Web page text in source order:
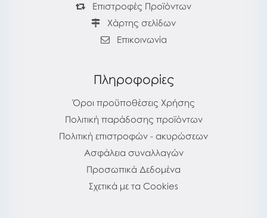
Επιστροφές Προϊόντων
Χάρτης σελίδων
Επικοινωνία
Πληροφορίες
Όροι προϋποθέσεις Χρήσης
Πολιτική παράδοσης προϊόντων
Πολιτική επιστροφών - ακυρώσεων
Ασφάλεια συναλλαγών
Προσωπικά Δεδομένα
Σχετικά με τα Cookies